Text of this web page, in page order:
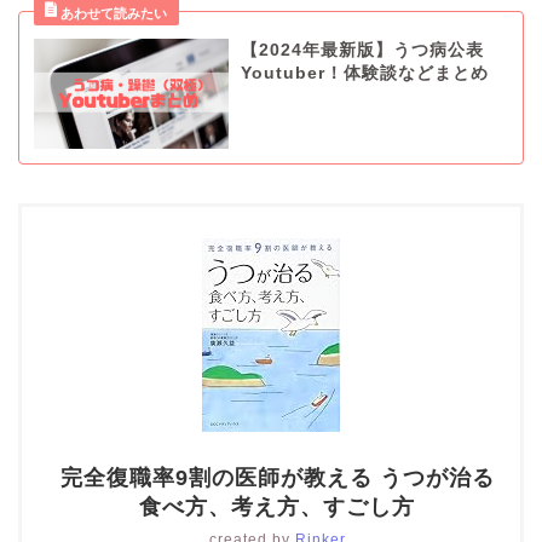
【2024年最新版】うつ病公表
Youtuber！体験談などまとめ
完全復職率9割の医師が教える うつが治る
食べ方、考え方、すごし方